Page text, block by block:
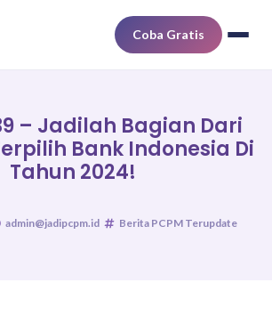
Coba Gratis
– Jadilah Bagian Dari
Bank Indonesia Di
Tahun 2024!
admin@jadipcpm.id Berita PCPM Terupdate